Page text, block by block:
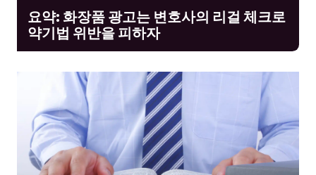
요약: 화장품 광고는 변호사의 리걸 체크로
약기법 위반을 피하자